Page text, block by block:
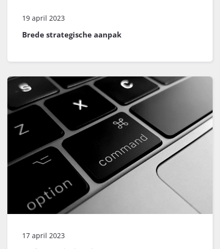
Brede strategische aanpak
19 april 2023
17 april 2023